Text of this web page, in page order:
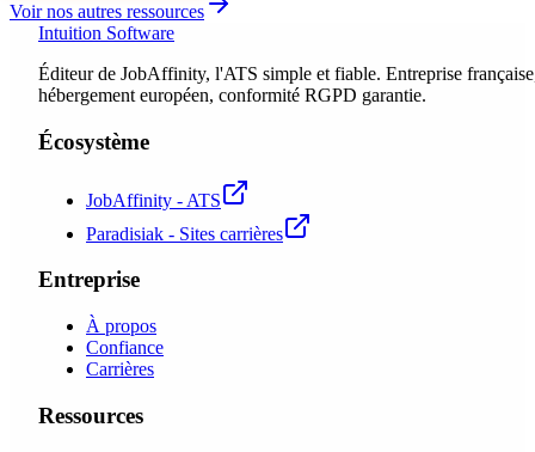
Voir nos autres ressources
Intuition Software
Éditeur de JobAffinity, l'ATS simple et fiable. Entreprise
hébergement européen, conformité RGPD garantie.
Écosystème
JobAffinity - ATS
Paradisiak - Sites carrières
Entreprise
À propos
Confiance
Carrières
Ressources